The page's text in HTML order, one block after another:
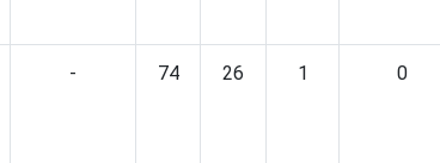
- 74 26 1 0